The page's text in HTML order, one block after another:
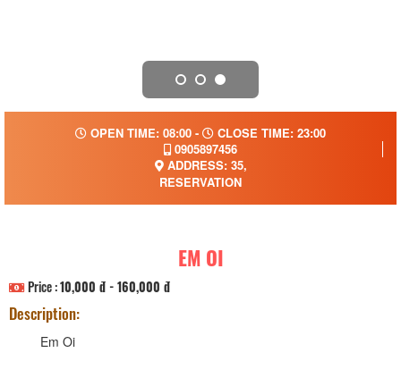
OPEN TIME: 08:00 -
CLOSE TIME: 23:00
0905897456
ADDRESS: 35,
RESERVATION
EM OI
Price :10,000 đ - 160,000 đ
Description:
Em Oi